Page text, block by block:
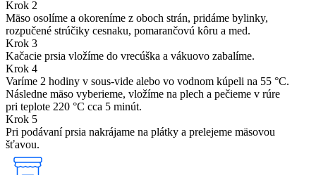
Krok 2
Mäso osolíme a okoreníme z oboch strán, pridáme bylinky,
rozpučené strúčiky cesnaku, pomarančovú kôru a med.
Krok 3
Kačacie prsia vložíme do vrecúška a vákuovo zabalíme.
Krok 4
Varíme 2 hodiny v sous-vide alebo vo vodnom kúpeli na 55 °C.
Následne mäso vyberieme, vložíme na plech a pečieme v rúre
pri teplote 220 °C cca 5 minút.
Krok 5
Pri podávaní prsia nakrájame na plátky a prelejeme mäsovou
šťavou.